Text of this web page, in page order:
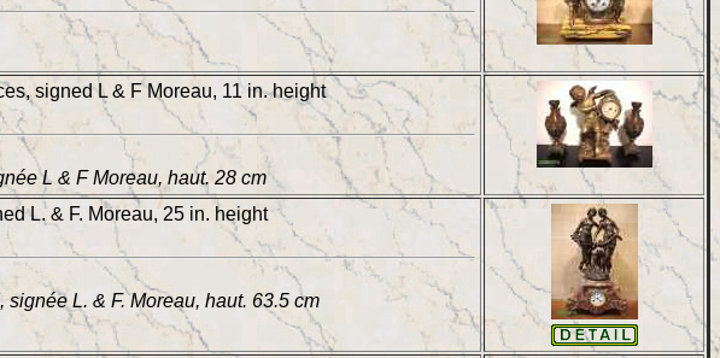
signed L & F Moreau, 11 in. height
L & F Moreau, haut. 28 cm
L. & F. Moreau, 25 in. height
L. & F. Moreau, haut. 63.5 cm